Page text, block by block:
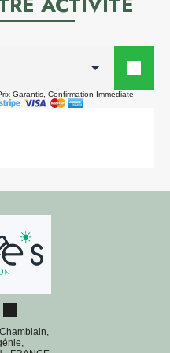
Garantis, Confirmation Immédiate